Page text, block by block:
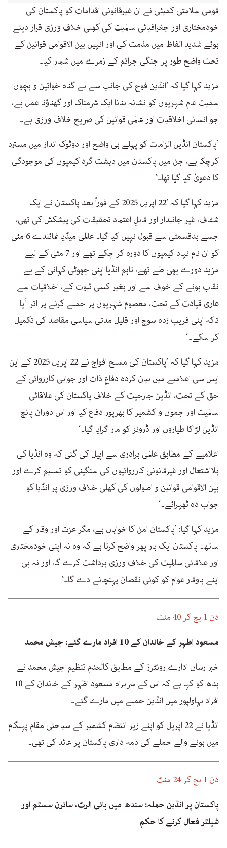
قومی سلامتی کمیٹی نے ان غیرقانونی اقدامات کو پاکستان کی
خودمختاری اور جغرافیائی سالمیت کی کھلی خلاف ورزی قرار دیتے
ہوئے شدید الفاظ میں مذمت کی اور انہیں بین الاقوامی قوانین کے
تحت واضح طور پر جنگی جرائم کے زمرے میں شمار کیا۔
مزید کہا گیا کہ ’انڈین فوج کی جانب سے بے گناہ خواتین و بچوں
سمیت عام شہریوں کو نشانہ بنانا ایک شرمناک اور گھناؤنا عمل ہے،
جو انسانی اخلاقیات اور عالمی قوانین کی صریح خلاف ورزی ہے۔
’پاکستان انڈین الزامات کو پہلے ہی واضح اور دوٹوک انداز میں مسترد
کرچکا ہے، جن میں پاکستان میں دہشت گرد کیمپوں کی موجودگی
کا دعویٰ کیا گیا تھا۔‘
مزید کہا گیا کہ ’22 اپریل 2025 کے فوراً بعد پاکستان نے ایک
شفاف، غیر جانبدار اور قابلِ اعتماد تحقیقات کی پیشکش کی تھی،
جسے بدقسمتی سے قبول نہیں کیا گیا۔ عالمی میڈیا نمائندے 6 مئی
کو ان نام نہاد کیمپوں کا دورہ کر چکے تھے اور 7 مئی کے لیے
مزید دورے بھی طے تھے، تاہم انڈیا اپنی جھوٹی کہانی کے بے
نقاب ہونے کے خوف سے اور بغیر کسی ثبوت کے، اخلاقیات سے
عاری قیادت کے تحت، معصوم شہریوں پر حملے کرنے پر اتر آیا
تاکہ اپنی فریب زدہ سوچ اور قلیل مدتی سیاسی مقاصد کی تکمیل
کر سکے۔‘
مزید کہا گیا کہ ’پاکستان کی مسلح افواج نے 22 اپریل 2025 کے این
ایس سی اعلامیے میں بیان کردہ دفاعِ ذات اور جوابی کارروائی کے
حق کے تحت، انڈین جارحیت کے خلاف پاکستان کی علاقائی
سالمیت اور جموں و کشمیر کا بھرپور دفاع کیا اور اس دوران پانچ
انڈین لڑاکا طیاروں اور ڈرونز کو مار گرایا گیا۔‘
اعلامیے کے مطابق عالمی برادری سے اپیل کی گئی کہ وہ انڈیا کی
بلااشتعال اور غیرقانونی کارروائیوں کی سنگینی کو تسلیم کرے اور
بین الاقوامی قوانین و اصولوں کی کھلی خلاف ورزی پر انڈیا کو
جواب دہ ٹھہرائے۔‘
مزید کہا گیا: ’پاکستان امن کا خواہاں ہے، مگر عزت اور وقار کے
ساتھ۔ پاکستان ایک بار پھر واضح کرتا ہے کہ وہ نہ اپنی خودمختاری
اور علاقائی سالمیت کی خلاف ورزی برداشت کرے گا، اور نہ ہی
اپنے باوقار عوام کو کوئی نقصان پہنچانے دے گا۔‘
دن 1 بج کر 40 منٹ
مسعود اظہر کے خاندان کے 10 افراد مارے گئے: جیش محمد
خبر رساں ادارے روئٹرز کے مطابق کالعدم تنظیم جیش محمد نے
بدھ کو کہا ہے کہ اس کے سربراہ مسعود اظہر کے خاندان کے 10
افراد بہاولپور میں انڈین حملے میں مارے گئے۔
انڈیا نے 22 اپریل کو اپنے زیر انتظام کشمیر کے سیاحتی مقام پہلگام
میں ہونے والے حملے کی ذمہ داری پاکستان پر عائد کی تھی۔
دن 1 بج کر 24 منٹ
پاکستان پر انڈین حملہ: سندھ میں ہائی الرٹ، سائرن سسٹم اور
شیلٹر فعال کرنے کا حکم